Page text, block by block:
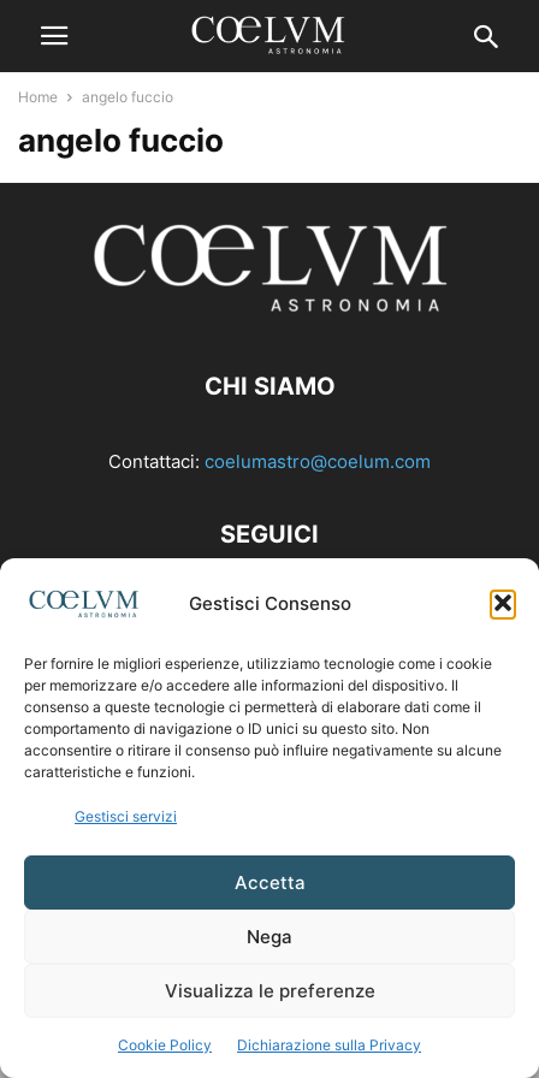
Gestisci Consenso
Per fornire le migliori esperienze, utilizziamo tecnologie come i cookie
per memorizzare e/o accedere alle informazioni del dispositivo. Il
consenso a queste tecnologie ci permetterà di elaborare dati come il
comportamento di navigazione o ID unici su questo sito. Non
acconsentire o ritirare il consenso può influire negativamente su alcune
caratteristiche e funzioni.
Gestisci servizi
Accetta
Nega
Visualizza le preferenze
Cookie Policy Dichiarazione sulla Privacy
Home angelo fuccio
angelo fuccio
CHI SIAMO
Contattaci: coelumastro@coelum.com
SEGUICI